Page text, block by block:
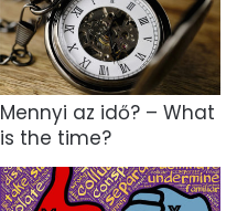
Mennyi az idő? – What
is the time?